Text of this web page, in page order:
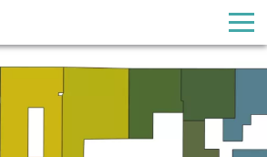
email address